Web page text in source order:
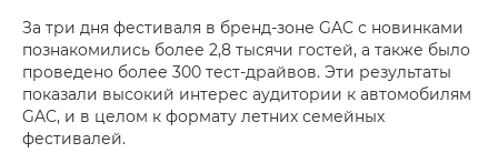
За три дня фестиваля в бренд-зоне GAC с новинками
познакомились более 2,8 тысячи гостей, а также было
проведено более 300 тест-драйвов. Эти результаты
показали высокий интерес аудитории к автомобилям
GAC, и в целом к формату летних семейных
фестивалей.